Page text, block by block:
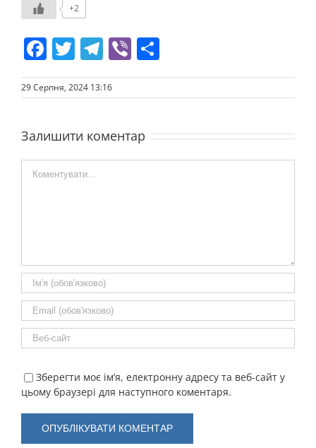
+2
Facebook
Twitter
Telegram
Viber
29 Серпня, 2024 13:16
Залишити коментар
Зберегти моє ім’я, електронну адресу та веб-сайт у
цьому браузері для наступного коментаря.